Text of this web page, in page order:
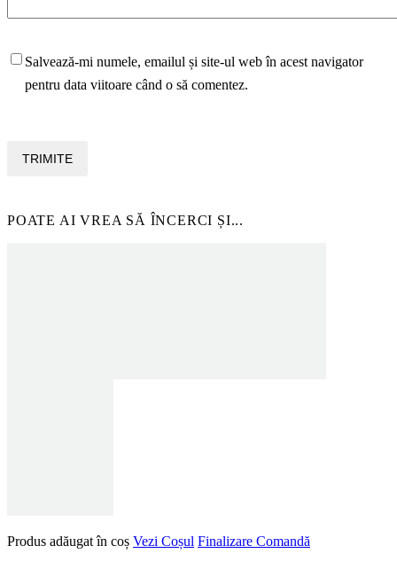
Salvează-mi numele, emailul și site-ul web în acest navigator
pentru data viitoare când o să comentez.
TRIMITE
POATE AI VREA SĂ ÎNCERCI ȘI...
Produs adăugat în coș Vezi Coșul Finalizare Comandă